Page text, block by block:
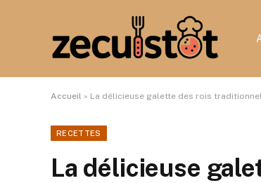
Accueil » La délicieuse galette des rois
RECETTES
La délicieuse